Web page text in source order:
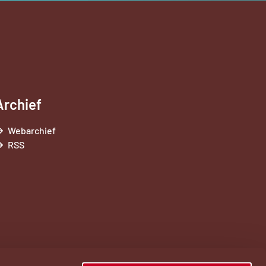
Webarchief
RSS